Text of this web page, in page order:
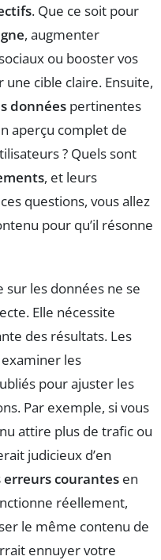
. Que ce soit pour
, augmenter
ou booster vos
une cible claire. Ensuite,
données pertinentes
aperçu complet de
? Quels sont
, et leurs
questions, vous allez
pour qu’il résonne
sur les données ne se
Elle nécessite
des résultats. Les
les
pour ajuster les
Par exemple, si vous
attire plus de trafic ou
judicieux d’en
erreurs courantes en
réellement,
le même contenu de
ennuyer votre